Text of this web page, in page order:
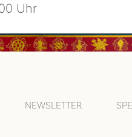
Uhr
NEWSLETTER